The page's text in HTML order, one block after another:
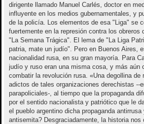
dirigente llamado Manuel Carlés, doctor en
influyente en los medios gubernamentales, y
de la policía. Los elementos de esa "Liga" se
fuertemente en la represión contra los obreros
"La Semana Trágica". El lema de "La Liga
patria, mate un judío". Pero en Buenos Aires,
nacionalidad rusa, en su gran mayoría. Para
judío y ruso eran una misma cosa, y más aún
combatir la revolución rusa. «Una degollina de
adictos de tales organizaciones derechistas --
parapoliciales-, al tiempo que la propaganda
por el sentido nacionalista y patriótico que le
el pueblo argentino dicha propaganda
antisemita? Desgraciadamente, la historia nos